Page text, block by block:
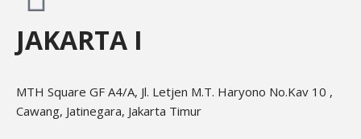
JAKARTA I
MTH Square GF A4/A, Jl. Letjen M.T. Haryono No.Kav 10 ,
Cawang, Jatinegara, Jakarta Timur